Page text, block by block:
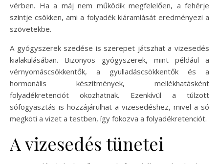
vérben. Ha a máj nem működik megfelelően, a fehérje
szintje csökken, ami a folyadék kiáramlását eredményezi a
szövetekbe.
A gyógyszerek szedése is szerepet játszhat a vizesedés
kialakulásában. Bizonyos gyógyszerek, mint például a
vérnyomáscsökkentők, a gyulladáscsökkentők és a
hormonális készítmények, mellékhatásként
folyadékretenciót okozhatnak. Ezenkívül a túlzott
sófogyasztás is hozzájárulhat a vizesedéshez, mivel a só
megköti a vizet a testben, így fokozva a folyadékretenciót.
A vizesedés tünetei